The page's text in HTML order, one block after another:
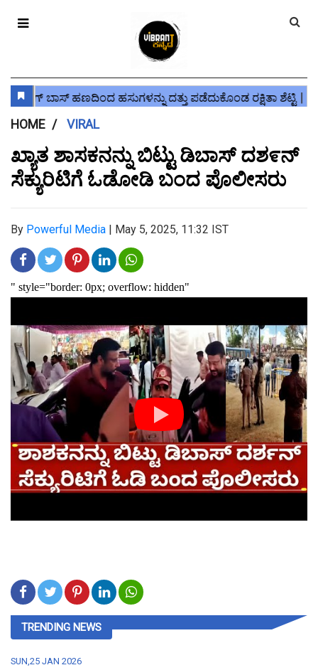
HOME VIRAL
ಖ್ಯಾತ ಶಾಸಕನನ್ನು ಬಿಟ್ಟು ಡಿಬಾಸ್ ದಶ೯ನ್
ಸೆಕ್ಯುರಿಟಿಗೆ ಓಡೋಡಿ ಬಂದ ಪೊಲೀಸರು
By Powerful Media | May 5, 2025, 11:32 IST
TRENDING NEWS
SUN,25 JAN 2026